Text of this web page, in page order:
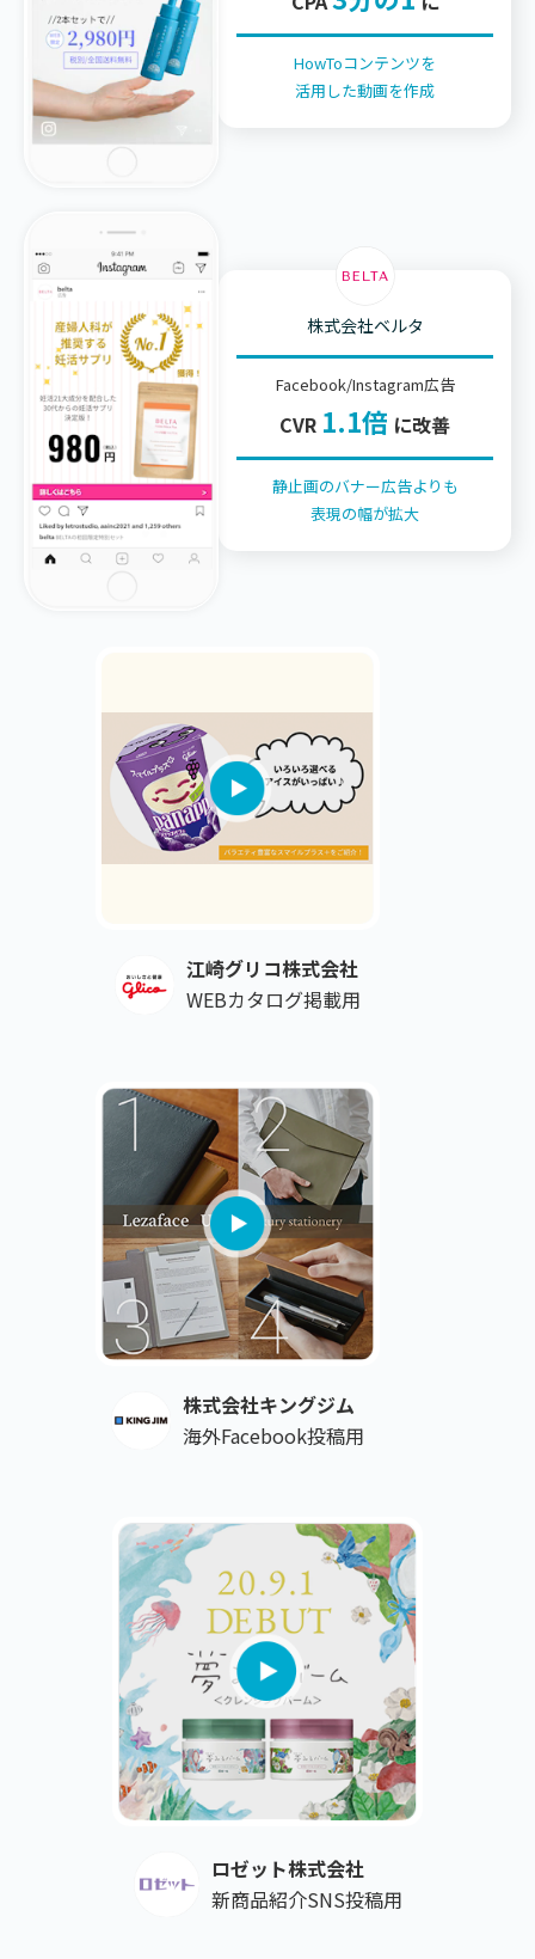
HowToコンテンツを
活用した動画を作成
株式会社ベルタ
Facebook/Instagram広告
CVR 1.1倍 に改善
静止画のバナー広告よりも
表現の幅が拡大
江崎グリコ株式会社
WEBカタログ掲載用
株式会社キングジム
海外Facebook投稿用
ロゼット株式会社
新商品紹介SNS投稿用